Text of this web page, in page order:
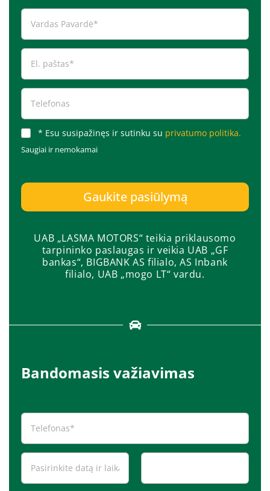
* Esu susipažinęs ir sutinku su privatumo politika.
Saugiai ir nemokamai
Gaukite pasiūlymą
UAB „LASMA MOTORS“ teikia priklausomo
tarpininko paslaugas ir veikia UAB „GF
bankas“, BIGBANK AS filialo, AS Inbank
filialo, UAB „mogo LT“ vardu.
Bandomasis važiavimas